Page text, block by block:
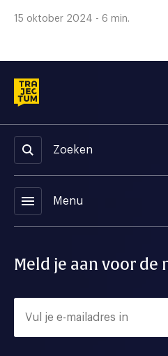
15 oktober 2024 - 6 min.
Zoeken
menu Menu
Meld je aan voor de